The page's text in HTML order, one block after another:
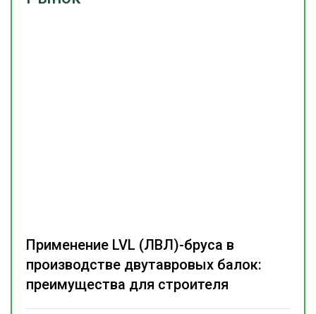
Применение LVL (ЛВЛ)-бруса в
производстве двутавровых балок:
преимущества для строителя